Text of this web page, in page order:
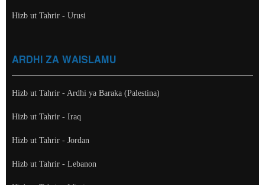
Hizb ut Tahrir - Urusi
ARDHI ZA WAISLAMU
Hizb ut Tahrir - Ardhi ya Baraka (Palestina)
Hizb ut Tahrir - Iraq
Hizb ut Tahrir - Jordan
Hizb ut Tahrir - Lebanon